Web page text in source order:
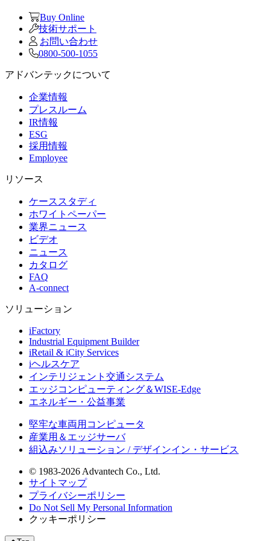
Buy Online
技術サポート
お問い合わせ
0800-500-1055
アドバンテックについて
企業情報
プレスルーム
IR情報
ESG
採用情報
Employee
リソース
ケーススタディ
ホワイトペーパー
業界ニュース
ビデオ
ニュース
カタログ
FAQ
A-connect
ソリューション
iFactory
Industrial Equipment Builder
iRetail & iCity Services
iヘルスケア
インテリジェント交通システム
エッジコンピューティング＆WISE-Edge
エネルギー・公益事業
堅牢な車両用コンピュータ
産業用＆エッジサーバ
組込みソリューション / デザインイン・サービス
© 1983-2026 Advantech Co., Ltd.
サイトマップ
プライバシーポリシー
Do Not Sell My Personal Information
クッキーポリシー